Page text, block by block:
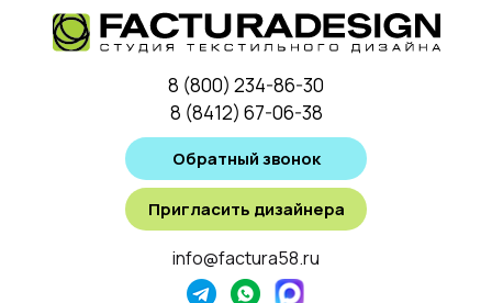
8 (800) 234-86-30
8 (8412) 67-06-38
Обратный звонок
Пригласить дизайнера
info@factura58.ru